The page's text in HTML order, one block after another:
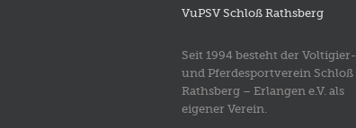
VuPSV Schloß Rathsberg
Seit 1994 besteht der Voltigier-
und Pferdesportverein Schloß
Rathsberg – Erlangen e.V. als
eigener Verein.